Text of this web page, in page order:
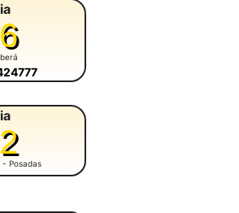
- Posadas